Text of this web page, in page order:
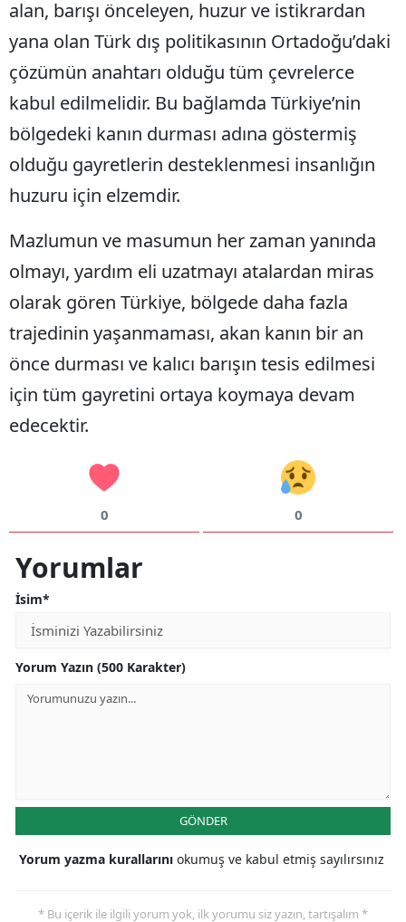
alan, barışı önceleyen, huzur ve istikrardan
yana olan Türk dış politikasının Ortadoğu’daki
çözümün anahtarı olduğu tüm çevrelerce
kabul edilmelidir. Bu bağlamda Türkiye’nin
bölgedeki kanın durması adına göstermiş
olduğu gayretlerin desteklenmesi insanlığın
huzuru için elzemdir.
Mazlumun ve masumun her zaman yanında
olmayı, yardım eli uzatmayı atalardan miras
olarak gören Türkiye, bölgede daha fazla
trajedinin yaşanmaması, akan kanın bir an
önce durması ve kalıcı barışın tesis edilmesi
için tüm gayretini ortaya koymaya devam
edecektir.
0 0
Yorumlar
İsim*
Yorum Yazın (500 Karakter)
GÖNDER
Yorum yazma kurallarını okumuş ve kabul etmiş sayılırsınız
* Bu içerik ile ilgili yorum yok, ilk yorumu siz yazın, tartışalım *